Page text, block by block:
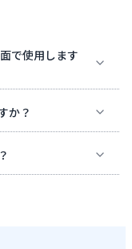
で使用します
か？